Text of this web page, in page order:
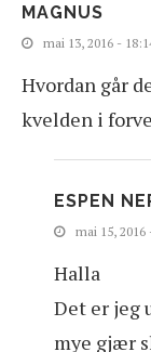
MAGNUS
mai 13, 2016 -
Hvordan går
kvelden i
ESPEN
mai 15, 2016
Halla
Det er jeg
mye gjær